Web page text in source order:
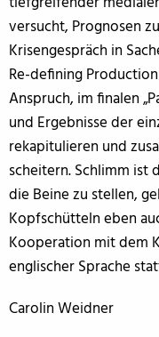
versucht, Prognosen
Krisengespräch in
Re-defining
Anspruch, im finalen
und Ergebnisse der
rekapitulieren und
scheitern. Schlimm ist
die Beine zu stellen,
Kopfschütteln eben
Kooperation mit dem
englischer Sprache
Carolin Weidner